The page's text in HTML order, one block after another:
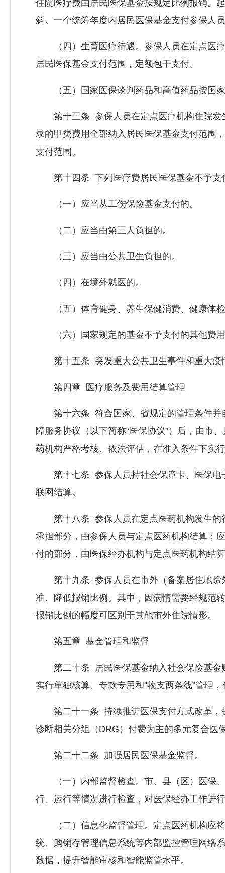
住院医疗费由居民医保基金按规定比例报销。
斜。一个统筹年度内居民医保基金支付参保人
（四）生育医疗待遇。参保人员在定点医疗
居民医保基金支付范围，定额包干支付。
（五）国家医保谈判药品和高值药品按国家
第十三条 参保人员在定点医疗机构住院发
录的甲类费用全部纳入居民医保基金支付范围
支付范围。
第十四条 下列医疗费居民医保基金不予支
（一）应当从工伤保险基金支付的。
（二）应当由第三人负担的。
（三）应当由公共卫生负担的。
（四）在境外就医的。
（五）体育健身、养生保健消费、健康体
（六）国家规定的基金不予支付的其他费
第十五条 突发重大公共卫生事件和重大疫
第四章 医疗服务及费用结算管理
第十六条 符合国家、省规定的管理条件并
障服务协议（以下简称“医保协议”）后，由市
药机构严格考核、依法评估，在准入条件下实
第十七条 参保人员持社会保障卡、医保电
联网结算。
第十八条 参保人员在定点医药机构发生的
承担部分，由参保人员与定点医药机构结算；
付的部分，由医保经办机构与定点医药机构结
第十九条 参保人员在市外（备案居住地除
准、降低报销比例。其中，因病情需要经规范
报销比例的幅度可区别于其他市外住院情形。
第五章 基金管理和监督
第二十条 居民医保基金纳入社会保险基金
实行单独核算、专款专用和“收支两条线”管理
第二十一条 持续推进医保支付方式改革，
诊断相关分组（DRG）付费为主的多元复合医
第二十二条 加强居民医保基金监督。
（一）内部监督检查。市、县（区）医保、
行、运行等情况进行检查，对医保经办工作进
（二）信息化监督管理。定点医药机构应将
统、购销存管理信息系统等内部监控管理网络
数据，提升智能审核和智能监管水平。